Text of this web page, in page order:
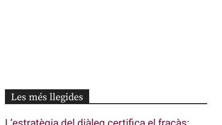
Les més llegides